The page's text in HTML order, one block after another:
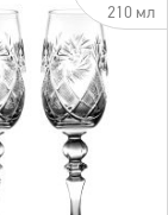
210 мл